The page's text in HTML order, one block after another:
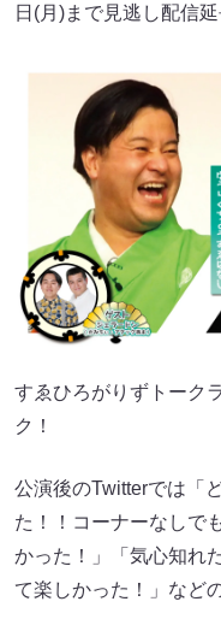
日(月)まで見逃し配信
すゑひろがりずトーク
ク！
公演後のTwitterでは「
た！！コーナーなしで
かった！」「気心知れ
て楽しかった！」など